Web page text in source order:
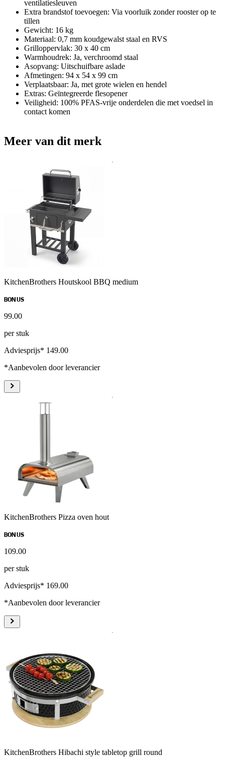
ventilatiesleuven
Extra brandstof toevoegen: Via voorluik zonder rooster op te
tillen
Gewicht: 16 kg
Materiaal: 0,7 mm koudgewalst staal en RVS
Grilloppervlak: 30 x 40 cm
Warmhoudrek: Ja, verchroomd staal
Asopvang: Uitschuifbare aslade
Afmetingen: 94 x 54 x 99 cm
Verplaatsbaar: Ja, met grote wielen en hendel
Extras: Geïntegreerde flesopener
Veiligheid: 100% PFAS-vrije onderdelen die met voedsel in
contact komen
Meer van dit merk
KitchenBrothers Houtskool BBQ medium
BONUS
99.00
per stuk
Adviesprijs* 149.00
*Aanbevolen door leverancier
KitchenBrothers Pizza oven hout
BONUS
109.00
per stuk
Adviesprijs* 169.00
*Aanbevolen door leverancier
KitchenBrothers Hibachi style tabletop grill round